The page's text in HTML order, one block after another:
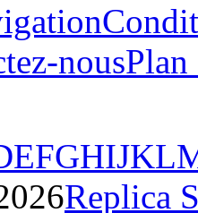
nousPlan
EFGHIJKL
Replica